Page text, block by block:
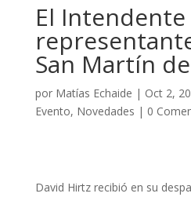
El
San Martín
por Matías Echaide | Oct 2,
Evento, Novedades | 0
David Hirtz recibió en su